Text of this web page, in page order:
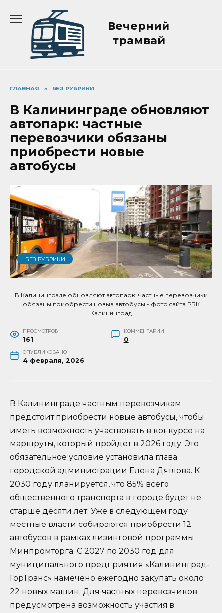
содержанию
Вечерний
трамвай
ГЛАВНАЯ » БЕЗ РУБРИКИ
В Калининграде обновляют
автопарк: частные
перевозчики обязаны
приобрести новые
автобусы
БЕЗ РУБРИКИ
В Калининграде обновляют автопарк: частные перевозчики
обязаны приобрести новые автобусы - фото сайта РБК
Калининград
ПРОСМОТРОВ
161
КОММЕНТАРИИ
0
ОПУБЛИКОВАНО
4 февраля, 2026
В Калининграде частным перевозчикам
предстоит приобрести новые автобусы, чтобы
иметь возможность участвовать в конкурсе на
маршруты, который пройдет в 2026 году. Это
обязательное условие установила глава
городской администрации Елена Дятлова. К
2030 году планируется, что 85% всего
общественного транспорта в городе будет не
старше десяти лет. Уже в следующем году
местные власти собираются приобрести 12
автобусов в рамках лизинговой программы
Минпромторга. С 2027 по 2030 год для
муниципального предприятия «Калининград-
ГорТранс» намечено ежегодно закупать около
22 новых машин. Для частных перевозчиков
предусмотрена возможность участия в